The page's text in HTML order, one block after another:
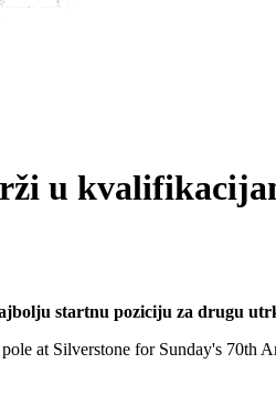
u
startnu poziciju za drugu
pole at Silverstone for Sunday's 70th